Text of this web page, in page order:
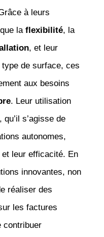
à leurs
la flexibilité, la
, et leur
de surface, ces
aux besoins
. Leur utilisation
s’agisse de
autonomes,
leur efficacité. En
innovantes, non
réaliser des
les factures
contribuer